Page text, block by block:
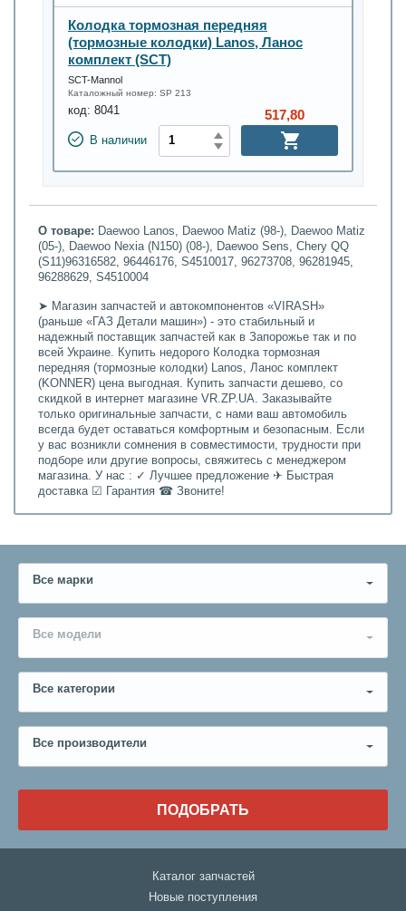
Колодка тормозная передняя
(тормозные колодки) Lanos, Ланос
комплект (SCT)
SCT-Mannol
Каталожный номер: SP 213
код: 8041
В наличии
517,80
О товаре: Daewoo Lanos, Daewoo Matiz (98-), Daewoo Matiz
(05-), Daewoo Nexia (N150) (08-), Daewoo Sens, Chery QQ
(S11)96316582, 96446176, S4510017, 96273708, 96281945,
96288629, S4510004
➤ Магазин запчастей и автокомпонентов «VIRASH»
(раньше «ГАЗ Детали машин») - это стабильный и
надежный поставщик запчастей как в Запорожье так и по
всей Украине. Купить недорого Колодка тормозная
передняя (тормозные колодки) Lanos, Ланос комплект
(KONNER) цена выгодная. Купить запчасти дешево, со
скидкой в интернет магазине VR.ZP.UA. Заказывайте
только оригинальные запчасти, с нами ваш автомобиль
всегда будет оставаться комфортным и безопасным. Если
у вас возникли сомнения в совместимости, трудности при
подборе или другие вопросы, свяжитесь с менеджером
магазина. У нас : ✓ Лучшее предложение ✈ Быстрая
доставка ☑ Гарантия ☎ Звоните!
Все марки
Все модели
Все категории
Все производители
ПОДОБРАТЬ
Каталог запчастей
Новые поступления